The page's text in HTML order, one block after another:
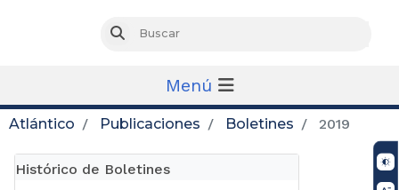
Buscar
Menú
Atlántico Publicaciones Boletines 2019
Histórico de Boletines